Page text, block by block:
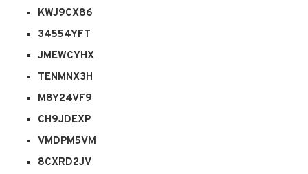
KWJ9CX86
34554YFT
JMEWCYHX
TENMNX3H
M8Y24VF9
CH9JDEXP
VMDPM5VM
8CXRD2JV